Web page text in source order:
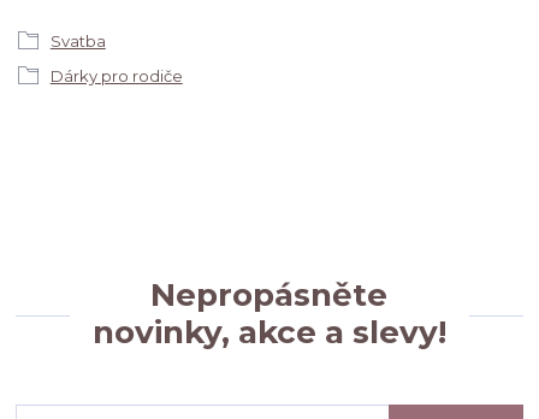
Svatba
Dárky pro rodiče
Nepropásněte
novinky, akce a slevy!